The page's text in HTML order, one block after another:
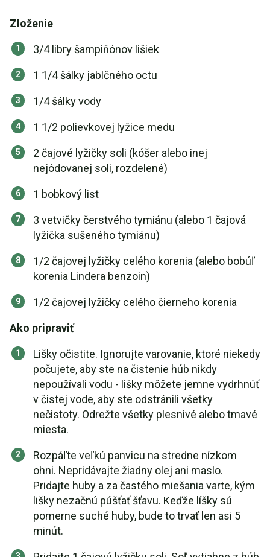
Zloženie
3/4 libry šampiňónov lišiek
1 1/4 šálky jablčného octu
1/4 šálky vody
1 1/2 polievkovej lyžice medu
2 čajové lyžičky soli (kóšer alebo inej
nejódovanej soli, rozdelené)
1 bobkový list
3 vetvičky čerstvého tymiánu (alebo 1 čajová
lyžička sušeného tymiánu)
1/2 čajovej lyžičky celého korenia (alebo bobúľ
korenia Lindera benzoin)
1/2 čajovej lyžičky celého čierneho korenia
Ako pripraviť
Lišky očistite. Ignorujte varovanie, ktoré niekedy
počujete, aby ste na čistenie húb nikdy
nepoužívali vodu - lišky môžete jemne vydrhnúť
v čistej vode, aby ste odstránili všetky
nečistoty. Odrežte všetky plesnivé alebo tmavé
miesta.
Rozpáľte veľkú panvicu na stredne nízkom
ohni. Nepridávajte žiadny olej ani maslo.
Pridajte huby a za častého miešania varte, kým
lišky nezačnú púšťať šťavu. Keďže líšky sú
pomerne suché huby, bude to trvať len asi 5
minút.